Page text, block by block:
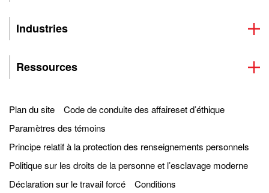
Industries
Ressources
Plan du site
Code de conduite des affaireset d’éthique
Paramètres des témoins
Principe relatif à la protection des renseignements personnels
Politique sur les droits de la personne et l’esclavage moderne
Déclaration sur le travail forcé
Conditions